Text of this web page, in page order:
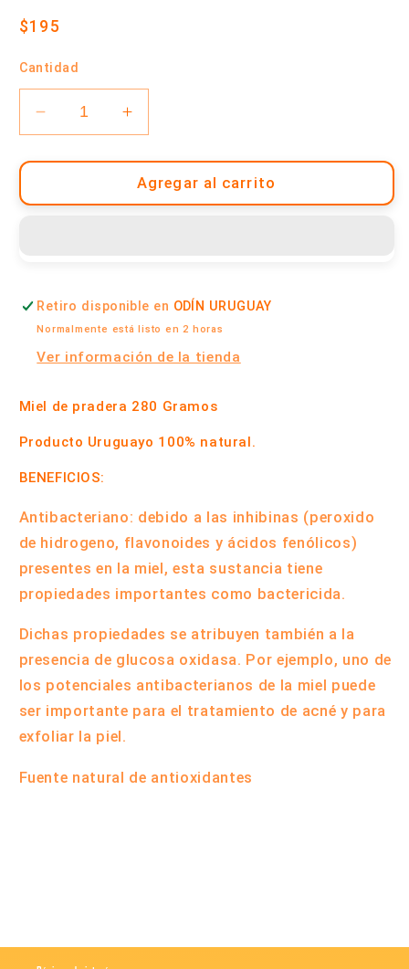
Precio
$195
Cantidad
Reducir
cantidad
para
de
Gramos
|
Terra
Aumentar
cantidad
para
Miel
de
Gramos
|
Terra
Agregar al carrito
Retiro disponible en ODÍN URUGUAY
Normalmente está listo en 2 horas
Ver información de la tienda
Miel de pradera 280 Gramos
Producto Uruguayo 100% natural.
BENEFICIOS:
Antibacteriano: debido a las inhibinas (peroxido
de hidrogeno, flavonoides y ácidos fenólicos)
presentes en la miel, esta sustancia tiene
propiedades importantes como bactericida.
Dichas propiedades se atribuyen también a la
presencia de glucosa oxidasa. Por ejemplo, uno de
los potenciales antibacterianos de la miel puede
ser importante para el tratamiento de acné y para
exfoliar la piel.
Fuente natural de antioxidantes